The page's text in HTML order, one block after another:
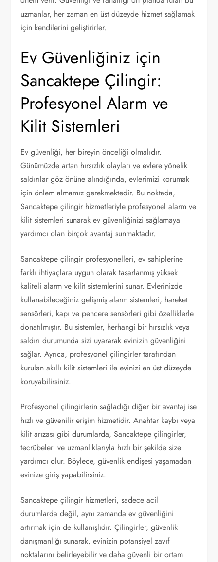
uzmanlar, her zaman en üst düzeyde hizmet sağlamak
için kendilerini geliştirirler.
Ev Güvenliğiniz için
Sancaktepe Çilingir:
Profesyonel Alarm ve
Kilit Sistemleri
Ev güvenliği, her bireyin önceliği olmalıdır.
Günümüzde artan hırsızlık olayları ve evlere yönelik
saldırılar göz önüne alındığında, evlerimizi korumak
için önlem almamız gerekmektedir. Bu noktada,
Sancaktepe çilingir hizmetleriyle profesyonel alarm ve
kilit sistemleri sunarak ev güvenliğinizi sağlamaya
yardımcı olan birçok avantaj sunmaktadır.
Sancaktepe çilingir profesyonelleri, ev sahiplerine
farklı ihtiyaçlara uygun olarak tasarlanmış yüksek
kaliteli alarm ve kilit sistemlerini sunar. Evlerinizde
kullanabileceğiniz gelişmiş alarm sistemleri, hareket
sensörleri, kapı ve pencere sensörleri gibi özelliklerle
donatılmıştır. Bu sistemler, herhangi bir hırsızlık veya
saldırı durumunda sizi uyararak evinizin güvenliğini
sağlar. Ayrıca, profesyonel çilingirler tarafından
kurulan akıllı kilit sistemleri ile evinizi en üst düzeyde
koruyabilirsiniz.
Profesyonel çilingirlerin sağladığı diğer bir avantaj ise
hızlı ve güvenilir erişim hizmetidir. Anahtar kaybı veya
kilit arızası gibi durumlarda, Sancaktepe çilingirler,
tecrübeleri ve uzmanlıklarıyla hızlı bir şekilde size
yardımcı olur. Böylece, güvenlik endişesi yaşamadan
evinize giriş yapabilirsiniz.
Sancaktepe çilingir hizmetleri, sadece acil
durumlarda değil, aynı zamanda ev güvenliğini
artırmak için de kullanışlıdır. Çilingirler, güvenlik
danışmanlığı sunarak, evinizin potansiyel zayıf
noktalarını belirleyebilir ve daha güvenli bir ortam